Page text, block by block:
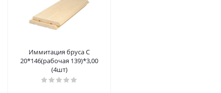
Иммитация бруса С
20*146(рабочая 139)*3,00
(4шт)